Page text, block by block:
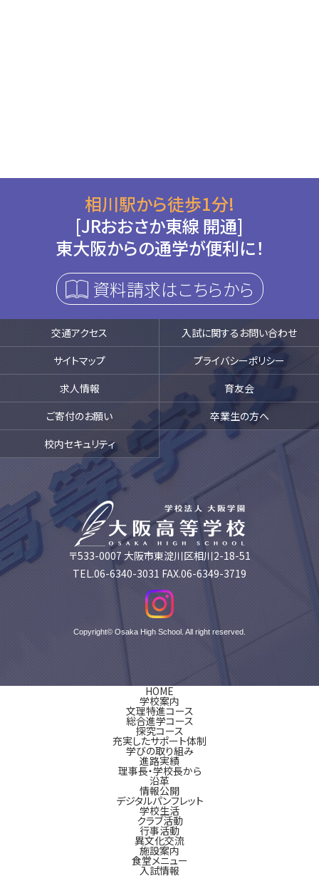
相川駅から徒歩1分!
[JRおおさか東線 開通]
東大阪からの通学が便利に！
資料請求はこちらから
交通アクセス
入試に関するお問い合わせ
サイトマップ
プライバシーポリシー
求人情報
育友会
ご寄付のお願い
卒業生の方へ
校内セキュリティ
〒533-0007 大阪市東淀川区相川2-18-51
TEL.06-6340-3031 FAX.06-6349-3719
Copyright© Osaka High School. All right reserved.
HOME
学校案内
文理特進コース
総合進学コース
探究コース
充実したサポート体制
学びの取り組み
進路実績
理事長・学校長から
沿革
情報公開
デジタルパンフレット
学校生活
クラブ活動
行事活動
異文化交流
施設案内
食堂メニュー
入試情報